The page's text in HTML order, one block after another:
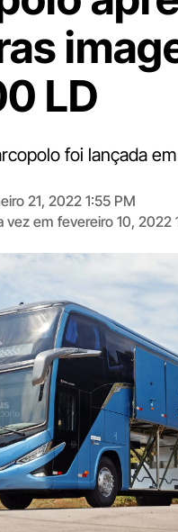
LD
foi lançada
21, 2022 1:55 PM
vez em fevereiro 10, 2022